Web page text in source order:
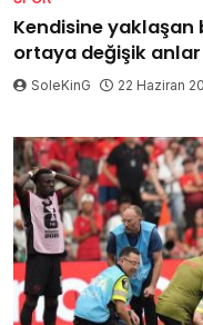
Kendisine yaklaşan
ortaya değişik anlar
SoleKinG 22 Haziran